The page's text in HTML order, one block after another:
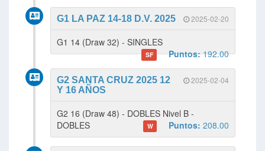
2025-02-20
G1 LA PAZ 14-18 D.V. 2025
G1 14 (Draw 32) - SINGLES
SF Puntos:192.00
2025-02-04
G2 SANTA CRUZ 2025 12
Y 16 AÑOS
G2 16 (Draw 48) - DOBLES Nivel B -
DOBLES
W Puntos: 208.00